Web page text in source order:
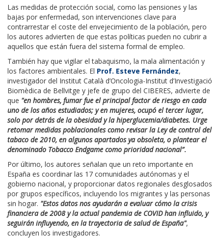
Las medidas de protección social, como las pensiones y las
bajas por enfermedad, son intervenciones clave para
contrarrestar el coste del envejecimiento de la población, pero
los autores advierten de que estas políticas pueden no cubrir a
aquellos que están fuera del sistema formal de empleo.
También hay que vigilar el tabaquismo, la mala alimentación y
los factores ambientales. El Prof. Esteve Fernández,
investigador del Institut Català d’Oncologia-Institut d’Investigació
Biomèdica de Bellvitge y jefe de grupo del CIBERES, advierte de
que "en hombres, fumar fue el principal factor de riesgo en cada
uno de los años estudiados; y en mujeres, ocupó el tercer lugar,
solo por detrás de la obesidad y la hiperglucemia/diabetes. Urge
retomar medidas poblacionales como revisar la Ley de control del
tabaco de 2010, en algunos apartados ya obsoleta, o plantear el
denominado Tobacco Endgame como prioridad nacional”.
Por último, los autores señalan que un reto importante en
España es coordinar las 17 comunidades autónomas y el
gobierno nacional, y proporcionar datos regionales desglosados
por grupos específicos, incluyendo los migrantes y las personas
sin hogar. "Estos datos nos ayudarán a evaluar cómo la crisis
financiera de 2008 y la actual pandemia de COVID han influido, y
seguirán influyendo, en la trayectoria de salud de España",
concluyen los investigadores.